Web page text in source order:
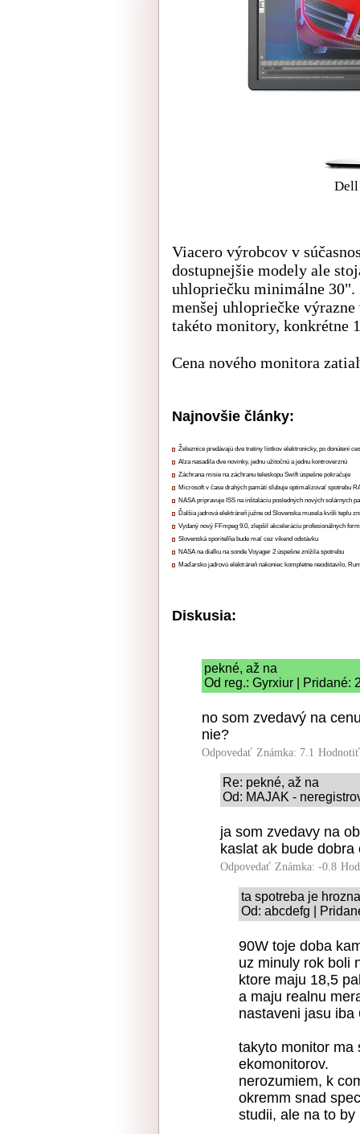
Dell
Viacero výrobcov v
dostupnejšie modely ale
uhlopriečku minimálne
menšej uhlopriečke
takéto monitory, konkrétne
Cena nového monitora
Najnovšie články:
Železnice predávajú dve tretiny lístkov elektronicky, po donútení
Alza nasadila dve novinky, jednu užitočnú a jednu kontroverznú
Záchrana misie na záchranu teleskopu Swift úspešne pokračuje
Microsoft v čase drahých pamätí sľubuje optimalizovať spotrebu
NASA pripravuje ISS na inštaláciu posledných nových solárnych
Ďalšia jadrová elektráreň južne od Slovenska musela kvôli teplu
Vydaný nový FFmpeg 9.0, zlepšil akceleráciu profesionálnych
Slovenská sporiteľňa bude mať cez víkend odstávku
NASA na diaľku na sonde Voyager 2 úspešne znížila spotrebu
Maďarsko jadrovú elektráreň nakoniec kompletne neodstavilo,
Diskusia:
pekné, až na
Od reg.: Gyrxiur | Pridané:
no som zvedavý na
nie?
Odpovedať Známka: 7.1
Re: pekné, až na
Od: MAJAK -
ja som zvedavy na
kaslat ak bude dobra
Odpovedať Známka: -0.8
ta spotreba je hrozna
Od: abcdefg |
90W toje doba
uz minuly rok boli
ktore maju 18,5
a maju realnu
nastaveni jasu iba
takyto monitor ma
ekomonitorov.
nerozumiem, k
okremm snad
studii, ale na to